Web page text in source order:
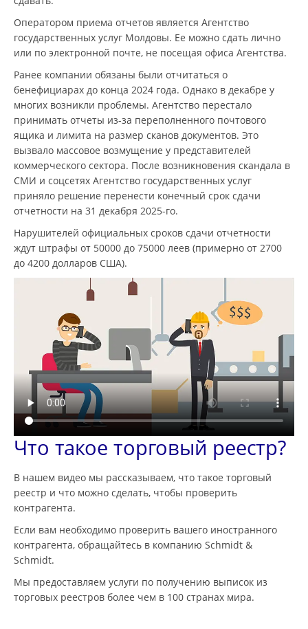
Оператором приема отчетов является Агентство
государственных услуг Молдовы. Ее можно сдать лично
или по электронной почте, не посещая офиса Агентства.
Ранее компании обязаны были отчитаться о
бенефициарах до конца 2024 года. Однако в декабре у
многих возникли проблемы. Агентство перестало
принимать отчеты из-за переполненного почтового
ящика и лимита на размер сканов документов. Это
вызвало массовое возмущение у представителей
коммерческого сектора. После возникновения скандала в
СМИ и соцсетях Агентство государственных услуг
приняло решение перенести конечный срок сдачи
отчетности на 31 декабря 2025-го.
Нарушителей официальных сроков сдачи отчетности
ждут штрафы от 50000 до 75000 леев (примерно от 2700
до 4200 долларов США).
Что такое торговый реестр?
В нашем видео мы рассказываем, что такое торговый
реестр и что можно сделать, чтобы проверить
контрагента.
Если вам необходимо проверить вашего иностранного
контрагента, обращайтесь в компанию Schmidt &
Schmidt.
Мы предоставляем услуги по получению выписок из
торговых реестров более чем в 100 странах мира.